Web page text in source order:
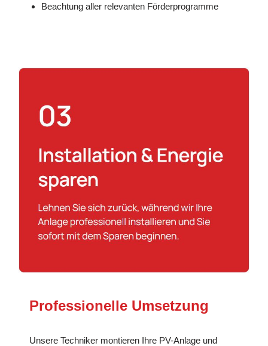
Beachtung aller relevanten Förderprogramme
Professionelle Umsetzung
Unsere Techniker montieren Ihre PV-Anlage und